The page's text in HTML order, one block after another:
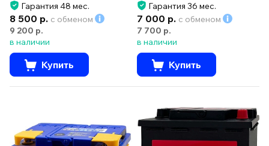
Гарантия 48 мес.
8 500 р. с обменом
9 200 р.
в наличии
Купить
Гарантия 36 мес.
7 000 р. с обменом
7 700 р.
в наличии
Купить